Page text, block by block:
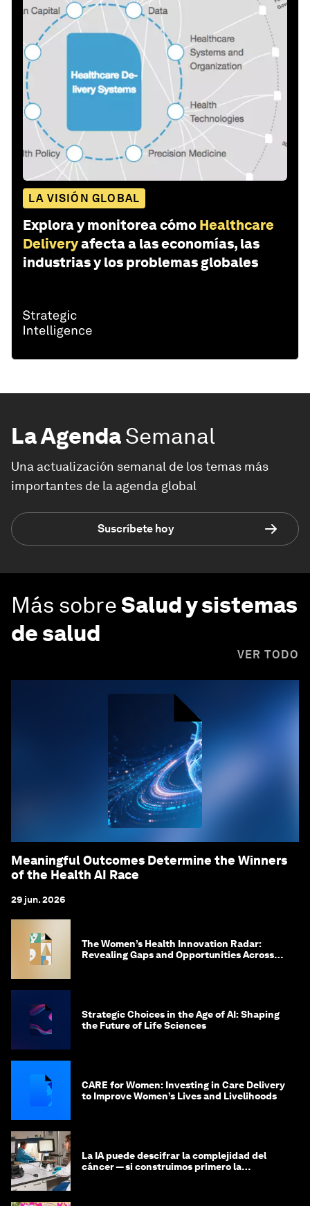
LA VISIÓN GLOBAL
Explora y monitorea cómo Healthcare
Deliveryafecta a las economías, las
industrias y los problemas globales
La AgendaSemanal
Una actualización semanal de los temas más
importantes de la agenda global
Suscríbete hoy
Más sobreSalud y sistemas
de salud
VER TODO
Meaningful Outcomes Determine the Winners
of the Health AI Race
29 jun. 2026
The Women’s Health Innovation Radar:
Revealing Gaps and Opportunities Across
Strategic Choices in the Age of AI: Shaping
the Future of Life Sciences
CARE for Women: Investing in Care Delivery
to Improve Women’s Lives and Livelihoods
La IA puede descifrar la complejidad del
cáncer — si construimos primero la